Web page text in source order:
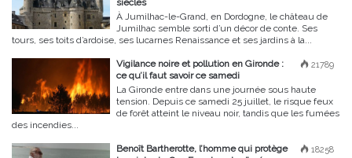
siècles
À Jumilhac-le-Grand, en Dordogne, le château de
Jumilhac semble sorti d’un décor de conte. Ses
tours, ses toits d’ardoise, ses lucarnes Renaissance et ses jardins à la...
21789
Vigilance noire et pollution en Gironde :
ce qu’il faut savoir ce samedi
La Gironde entre dans une journée sous haute
tension. Depuis ce samedi 25 juillet, le risque feux
de forêt atteint le niveau noir, tandis que les fumées
des incendies...
18258
Benoît Bartherotte, l’homme qui protège